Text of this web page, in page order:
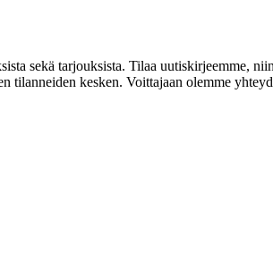
sekä tarjouksista. Tilaa uutiskirjeemme,
tilanneiden kesken. Voittajaan olemme